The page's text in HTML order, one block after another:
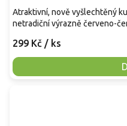
299 Kč / ks
Atraktivní, nově vyšlechtěný
netradiční výrazně červeno-